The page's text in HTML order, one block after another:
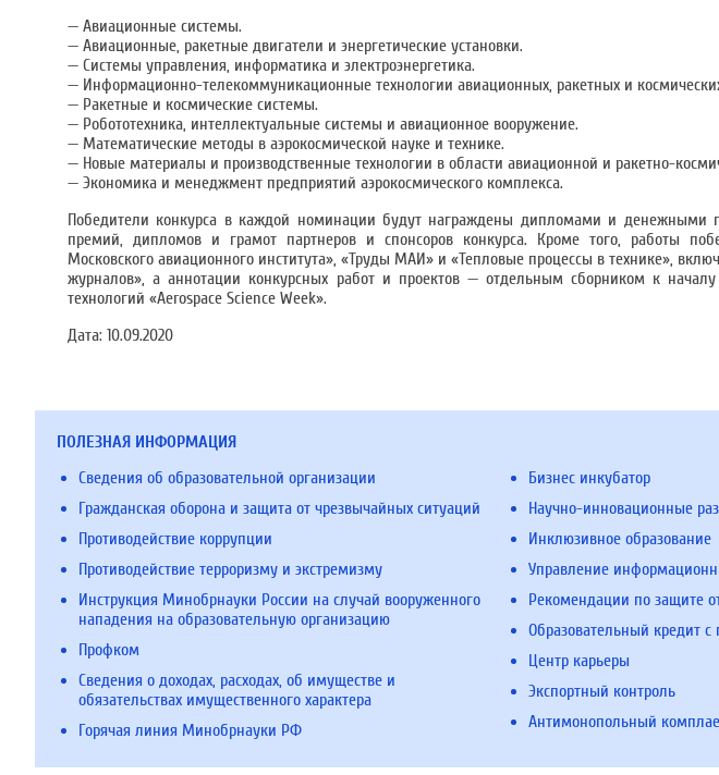
— Авиационные системы.
— Авиационные, ракетные двигатели и энергетические установки.
— Системы управления, информатика и электроэнергетика.
— Информационно-телекоммуникационные технологии авиационных, ракетных и
— Ракетные и космические системы.
— Робототехника, интеллектуальные системы и авиационное вооружение.
— Математические методы в аэрокосмической науке и технике.
— Новые материалы и производственные технологии в области авиационной и ракетно-
— Экономика и менеджмент предприятий аэрокосмического комплекса.
Победители конкурса в каждой номинации будут награждены дипломами и денежными
премий, дипломов и грамот партнеров и спонсоров конкурса. Кроме того, работы
Московского авиационного института», «Труды МАИ» и «Тепловые процессы в технике»,
журналов», а аннотации конкурсных работ и проектов — отдельным сборником к
технологий «Aerospace Science Week».
Дата: 10.09.2020
ПОЛЕЗНАЯ ИНФОРМАЦИЯ
Сведения об образовательной организации
Гражданская оборона и защита от чрезвычайных ситуаций
Противодействие коррупции
Противодействие терроризму и экстремизму
Инструкция Минобрнауки России на случай вооруженного
нападения на образовательную организацию
Профком
Сведения о доходах, расходах, об имуществе и
обязательствах имущественного характера
Горячая линия Минобрнауки РФ
Бизнес инкубатор
Научно-инновационные
Инклюзивное образование
Управление
Рекомендации по защите
Образовательный кредит с
Центр карьеры
Экспортный контроль
Антимонопольный